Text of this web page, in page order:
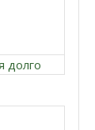
долго